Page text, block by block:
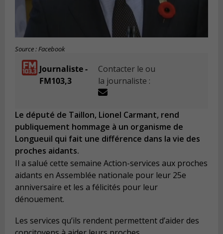
Source : Facebook
Journaliste -
FM103,3
Contacter le ou
la journaliste :
Le député de Taillon, Lionel Carmant, rend
publiquement hommage à un organisme de
Longueuil qui fait une différence dans la vie des
proches aidants.
Il a salué cette semaine Action-services aux proches
aidants en Assemblée nationale pour leur 25e
anniversaire et les a félicités pour leur
dénouement.
Les services qu’ils rendent permettent d’aider des